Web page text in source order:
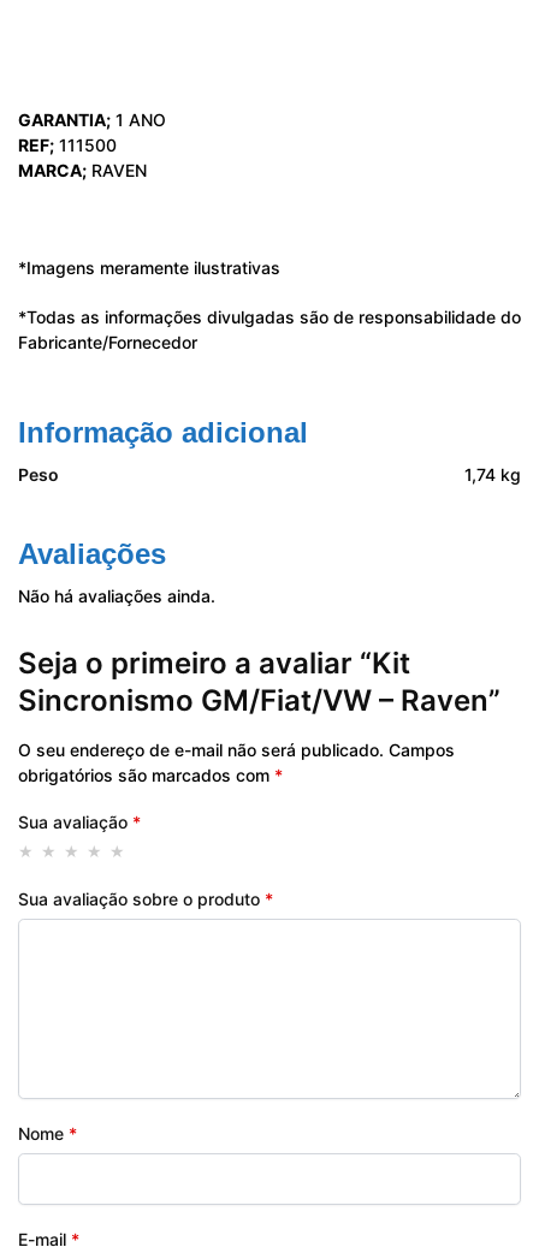
GARANTIA; 1 ANO
REF; 111500
MARCA; RAVEN
*Imagens meramente ilustrativas
*Todas as informações divulgadas são de responsabilidade do
Fabricante/Fornecedor
Informação adicional
Peso 1,74 kg
Avaliações
Não há avaliações ainda.
Seja o primeiro a avaliar “Kit
Sincronismo GM/Fiat/VW – Raven”
O seu endereço de e-mail não será publicado. Campos
obrigatórios são marcados com *
Sua avaliação *
Sua avaliação sobre o produto *
Nome *
E-mail *